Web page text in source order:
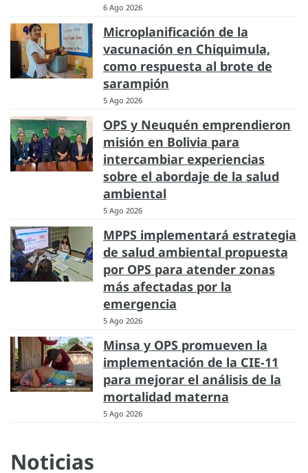
6 Ago 2026
Microplanificación de la
vacunación en Chiquimula,
como respuesta al brote de
sarampión
5 Ago 2026
OPS y Neuquén emprendieron
misión en Bolivia para
intercambiar experiencias
sobre el abordaje de la salud
ambiental
5 Ago 2026
MPPS implementará estrategia
de salud ambiental propuesta
por OPS para atender zonas
más afectadas por la
emergencia
5 Ago 2026
Minsa y OPS promueven la
implementación de la CIE-11
para mejorar el análisis de la
mortalidad materna
5 Ago 2026
Noticias